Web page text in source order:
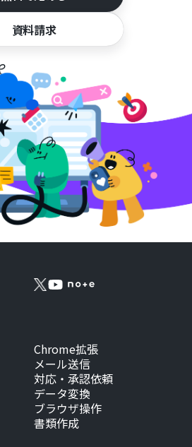
資料請求
Chrome拡張
メール送信
対応・承認依頼
データ変換
ブラウザ操作
書類作成